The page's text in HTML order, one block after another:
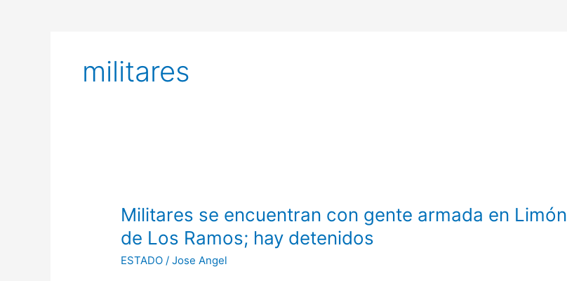
militares
Militares se encuentran con gente armada en Limón
de Los Ramos; hay detenidos
ESTADO /Jose Angel
encuentran
con
gente
armada